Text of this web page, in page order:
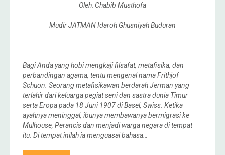
Oleh: Chabib Musthofa
Mudir JATMAN Idaroh Ghusniyah Buduran
Bagi Anda yang hobi mengkaji filsafat, metafisika, dan
perbandingan agama, tentu mengenal nama Frithjof
Schuon. Seorang metafisikawan berdarah Jerman yang
terlahir dari keluarga pegiat seni dan sastra dunia Timur
serta Eropa pada 18 Juni 1907 di Basel, Swiss. Ketika
ayahnya meninggal, ibunya membawanya bermigrasi ke
Mulhouse, Perancis dan menjadi warga negara di tempat
itu. Di tempat inilah ia menguasai bahasa…